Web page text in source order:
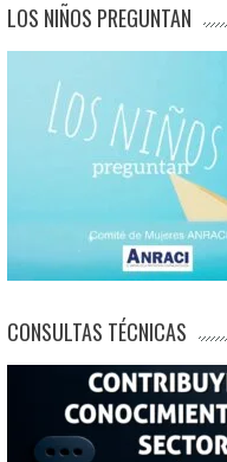
LOS NIÑOS PREGUNTAN
CONSULTAS TÉCNICAS